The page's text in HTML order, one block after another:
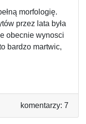
morfologię.
przez lata była
obecnie wynosci
bardzo martwic,
komentarzy: 7